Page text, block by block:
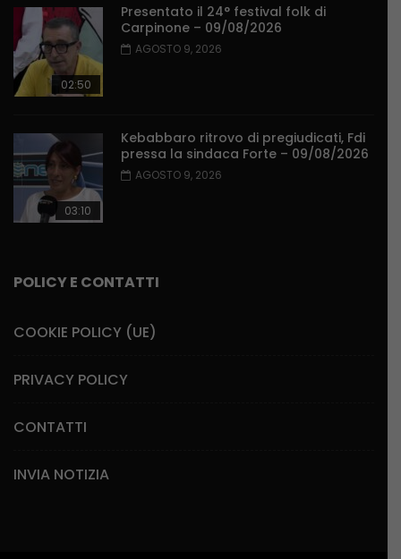
02:50
Presentato il 24° festival folk di
Carpinone – 09/08/2026
AGOSTO 9, 2026
03:10
Kebabbaro ritrovo di pregiudicati, Fdi
pressa la sindaca Forte – 09/08/2026
AGOSTO 9, 2026
POLICY E CONTATTI
COOKIE POLICY (UE)
PRIVACY POLICY
CONTATTI
INVIA NOTIZIA